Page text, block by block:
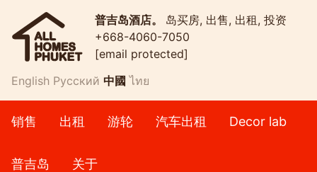
普吉岛酒店。 岛买房, 出售, 出租, 投资
+668-4060-7050
[email protected]
English Русский 中國 ไทย
销售 出租 游轮 汽车出租 Decor lab
普吉岛 关于